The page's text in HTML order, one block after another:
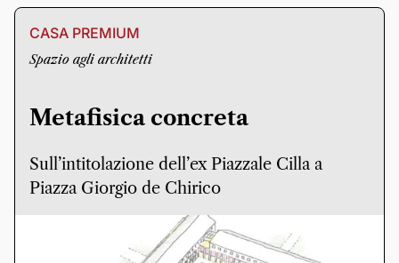
CASA PREMIUM
Spazio agli architetti
Metafisica concreta
Sull’intitolazione dell’ex Piazzale Cilla a
Piazza Giorgio de Chirico